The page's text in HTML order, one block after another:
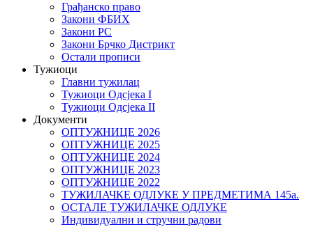
Грађанско право
Закони ФБИХ
Закони РС
Закони Брчко Дистрикт
Остали прописи
Тужиоци
Главни тужилац
Тужиоци Oдсјекa I
Тужиоци Oдсјекa II
Документи
ОПТУЖНИЦЕ 2026
ОПТУЖНИЦЕ 2025
ОПТУЖНИЦЕ 2024
ОПТУЖНИЦЕ 2023
ОПТУЖНИЦЕ 2022
ТУЖИЛАЧКЕ ОДЛУКЕ У ПРЕДМЕТИМА 145а.
ОСТАЛЕ ТУЖИЛАЧКЕ ОДЛУКЕ
Индивидуални и стручни радови